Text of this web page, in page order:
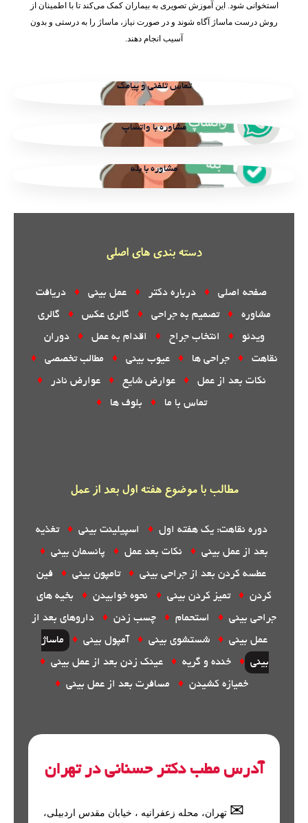
استخوانی شود. این آموزش تصویری به بیماران کمک می‌کند تا با اطمینان از
روش درست ماساژ آگاه شوند و در صورت نیاز، ماساژ را به درستی و بدون
آسیب انجام دهند.
تماس تلفنی و پیامک
مشاوره با واتساپ
مشاوره با بله
دسته بندی های اصلی
صفحه اصلی ♦ درباره دکتر ♦ عمل بینی ♦
دریافت
مشاوره
♦ تصمیم به جراحی ♦ گالری عکس ♦
گالری
ویدئو
♦ انتخاب جراح ♦ اقدام به عمل ♦
دوران
نقاهت
♦ جراحی ها ♦ عیوب بینی ♦ مطالب تخصصی
♦
نکات بعد از عمل
♦ عوارض شایع ♦ عوارض نادر
♦
تماس با ما
♦ بلوف ها ♦
مطالب با موضوع هفته اول بعد از عمل
دوره نقاهت: یک هفته اول ♦ اسپیلینت بینی ♦
تغذیه
بعد از عمل بینی ♦ نکات بعد عمل ♦ پانسمان بینی ♦
عطسه کردن بعد از جراحی بینی ♦ تامپون بینی ♦
فین
کردن ♦ تمیز کردن بینی ♦ نحوه خوابیدن ♦
بخیه های
جراحی بینی ♦ استحمام ♦ چسب زدن ♦
داروهای بعد از
عمل بینی ♦ شستشوی بینی ♦ آمپول بینی ♦
ماساژ
بینی ♦ خنده و گریه ♦ عینک زدن بعد از عمل بینی ♦
خمیازه کشیدن ♦ مسافرت بعد از عمل بینی ♦
آدرس مطب دکتر حسنانی در تهران
✉ تهران، محله زعفرانیه ، خیابان مقدس اردبیلی،